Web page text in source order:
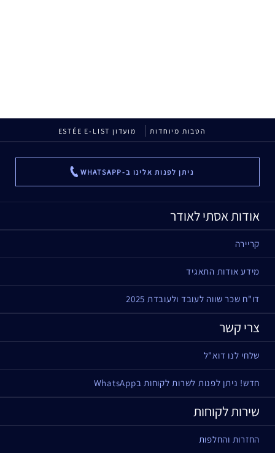
הטבות מיוחדות מועדון ESTÉE E-LIST
ניתן לפנות אלינו ב-WHATSAPP ...
אודות אסתי לאודר
קריירה
מידע אודות התאגיד
דו"ח שכר שווה לעובד ולעובדת 2025
צרי קשר
שלחי לנו דוא"ל
חדש! ניתן לפנות לשרות לקוחות בWhatsApp
שירות לקוחות
החזרות והחלפות